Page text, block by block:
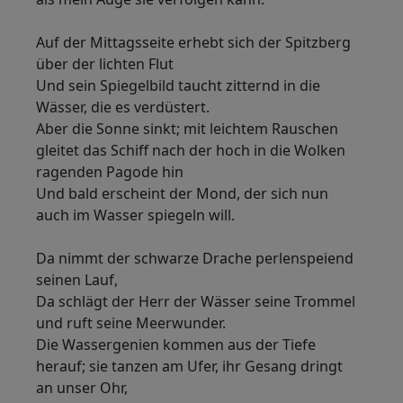
Auf der Mittagsseite erhebt sich der Spitzberg
über der lichten Flut
Und sein Spiegelbild taucht zitternd in die
Wässer, die es verdüstert.
Aber die Sonne sinkt; mit leichtem Rauschen
gleitet das Schiff nach der hoch in die Wolken
ragenden Pagode hin
Und bald erscheint der Mond, der sich nun
auch im Wasser spiegeln will.
Da nimmt der schwarze Drache perlenspeiend
seinen Lauf,
Da schlägt der Herr der Wässer seine Trommel
und ruft seine Meerwunder.
Die Wassergenien kommen aus der Tiefe
herauf; sie tanzen am Ufer, ihr Gesang dringt
an unser Ohr,